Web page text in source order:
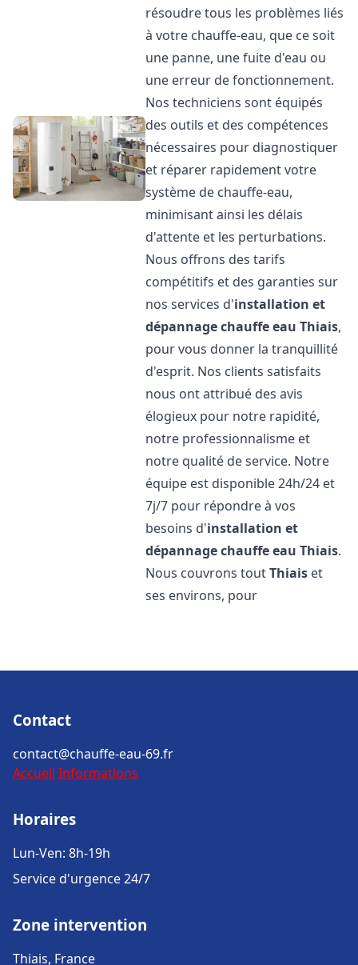
résoudre tous les problèmes liés
à votre chauffe-eau, que ce soit
une panne, une fuite d'eau ou
une erreur de fonctionnement.
Nos techniciens sont équipés
des outils et des compétences
nécessaires pour diagnostiquer
et réparer rapidement votre
système de chauffe-eau,
minimisant ainsi les délais
d'attente et les perturbations.
Nous offrons des tarifs
compétitifs et des garanties sur
nos services d'installation et
dépannage chauffe eau Thiais,
pour vous donner la tranquillité
d'esprit. Nos clients satisfaits
nous ont attribué des avis
élogieux pour notre rapidité,
notre professionnalisme et
notre qualité de service. Notre
équipe est disponible 24h/24 et
7j/7 pour répondre à vos
besoins d'installation et
dépannage chauffe eau Thiais.
Nous couvrons toutThiais et
ses environs, pour
Contact
contact@chauffe-eau-69.fr
Accueil Informations
Horaires
Lun-Ven: 8h-19h
Service d'urgence 24/7
Zone intervention
Thiais, France